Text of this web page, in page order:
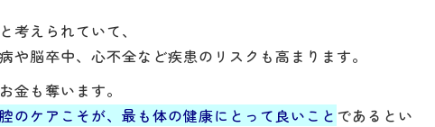
と考えられていて、
脳卒中、心不全など疾患のリスクも高まります。
金も奪います。
のケアこそが、最も体の健康にとって良いこと であるとい